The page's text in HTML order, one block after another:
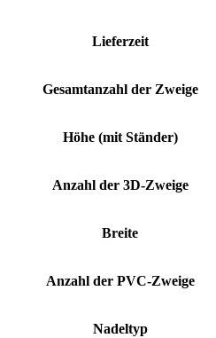
Lieferzeit
Gesamtanzahl der Zweige
Höhe (mit Ständer)
Anzahl der 3D-Zweige
Breite
Anzahl der PVC-Zweige
Nadeltyp